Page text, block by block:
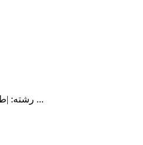
رشته: |طراحی و نقاشی|نقاشیخط|خوش ...